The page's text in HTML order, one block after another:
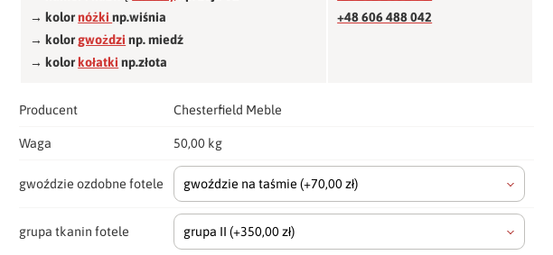
→ kolornóżkinp.wiśnia
→ kolorgwożdzi np. miedź
→ kolorkołatki np.złota
+48 606 488 042
Producent Chesterfield Meble
Waga 50,00 kg
gwoździe ozdobne fotele gwoździe na taśmie(+70,00 zł)
grupa tkanin fotele grupa II(+350,00 zł)